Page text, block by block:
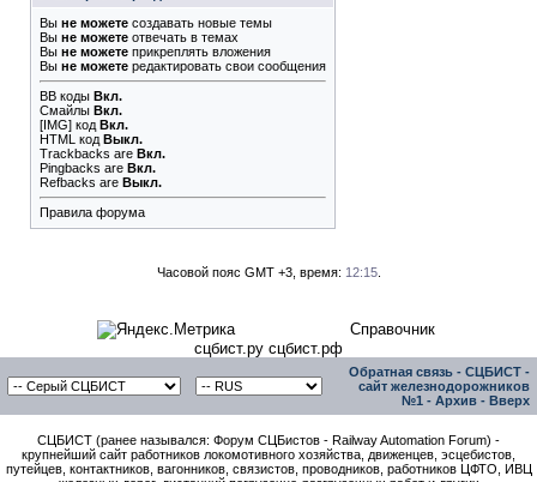
Вы не можете создавать новые темы
Вы не можете отвечать в темах
Вы не можете прикреплять вложения
Вы не можете редактировать свои сообщения
BB коды Вкл.
Смайлы Вкл.
[IMG] код Вкл.
HTML код Выкл.
Trackbacks are Вкл.
Pingbacks are Вкл.
Refbacks are Выкл.
Правила форума
Часовой пояс GMT +3, время: 12:15.
Справочник
сцбист.ру сцбист.рф
Обратная связь - СЦБИСТ -
сайт железнодорожников
№1 - Архив - Вверх
СЦБИСТ (ранее назывался: Форум СЦБистов - Railway Automation Forum) -
крупнейший сайт работников локомотивного хозяйства, движенцев, эсцебистов,
путейцев, контактников, вагонников, связистов, проводников, работников ЦФТО, ИВЦ